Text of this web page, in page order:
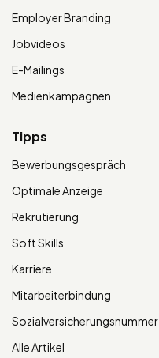
Employer Branding
Jobvideos
E-Mailings
Medienkampagnen
Tipps
Bewerbungsgespräch
Optimale Anzeige
Rekrutierung
Soft Skills
Karriere
Mitarbeiterbindung
Sozialversicherungsnummer
Alle Artikel